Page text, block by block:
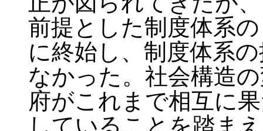
前提とした制度体系
に終始し、制度体系
なかった。社会構造
府がこれまで相互に
していることを踏ま